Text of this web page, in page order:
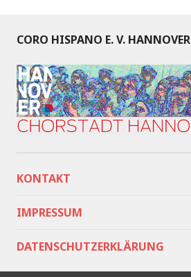
CORO HISPANO E. V. HANNOVER
KONTAKT
IMPRESSUM
DATENSCHUTZERKLÄRUNG